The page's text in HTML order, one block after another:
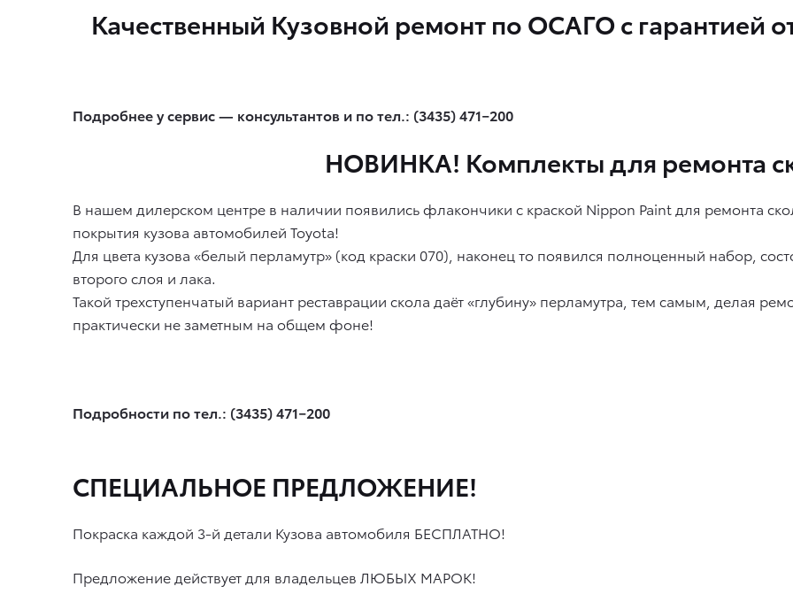
Качественный Кузовной ремонт по ОСАГО с гарантией
Подробнее у сервис — консультантов и по тел.: (3435) 471−200
НОВИНКА! Комплекты для ремонта
В нашем дилерском центре в наличии появились флакончики с краской Nippon Paint для ремонта
покрытия кузова автомобилей Toyota!
Для цвета кузова «белый перламутр» (код краски 070), наконец то появился полноценный набор,
второго слоя и лака.
Такой трехступенчатый вариант реставрации скола даёт «глубину» перламутра, тем самым, делая
практически не заметным на общем фоне!
Подробности по тел.: (3435) 471−200
СПЕЦИАЛЬНОЕ ПРЕДЛОЖЕНИЕ!
Покраска каждой 3-й детали Кузова автомобиля БЕСПЛАТНО!
Предложение действует для владельцев ЛЮБЫХ МАРОК!